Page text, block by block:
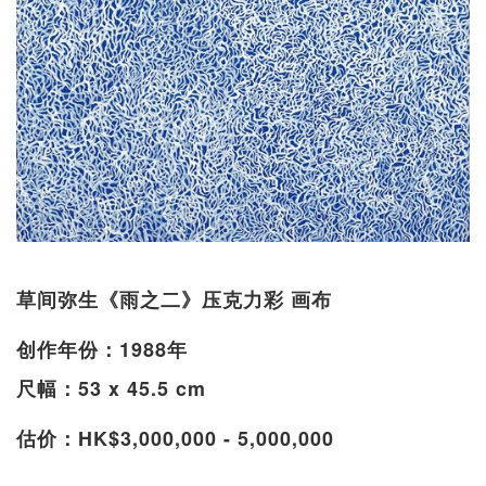
草间弥生《雨之二》压克力彩 画布
创作年份：1988年
尺幅：53 x 45.5 cm
估价：HK$3,000,000 - 5,000,000